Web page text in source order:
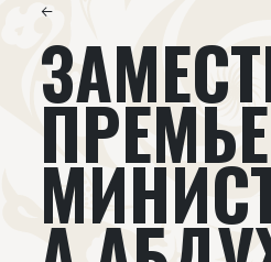
Авторы
Издательство
Проекты
Книги
←